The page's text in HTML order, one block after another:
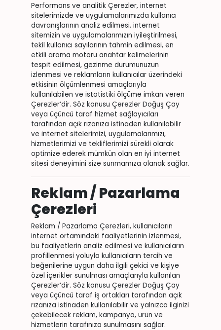
Performans ve analitik Çerezler, internet
sitelerimizde ve uygulamalarımızda kullanıcı
davranışlarının analiz edilmesi, internet
sitemizin ve uygulamalarımızın iyileştirilmesi,
tekil kullanıcı sayılarının tahmin edilmesi, en
etkili arama motoru anahtar kelimelerinin
tespit edilmesi, gezinme durumunuzun
izlenmesi ve reklamların kullanıcılar üzerindeki
etkisinin ölçümlenmesi amaçlarıyla
kullanılabilen ve istatistiki ölçüme imkan veren
Çerezler’dir. Söz konusu Çerezler Doğuş Çay
veya üçüncü taraf hizmet sağlayıcıları
tarafından açık rızanıza istinaden kullanılabilir
ve internet sitelerimizi, uygulamalarımızı,
hizmetlerimizi ve tekliflerimizi sürekli olarak
optimize ederek mümkün olan en iyi internet
sitesi deneyimini size sunmamıza olanak sağlar.
Reklam / Pazarlama
Çerezleri
Reklam / Pazarlama Çerezleri, kullanıcıların
internet ortamındaki faaliyetlerinin izlenmesi,
bu faaliyetlerin analiz edilmesi ve kullanıcıların
profillenmesi yoluyla kullanıcıların tercih ve
beğenilerine uygun daha ilgili çekici ve kişiye
özel içerikler sunulması amaçlarıyla kullanılan
Çerezler’dir. Söz konusu Çerezler Doğuş Çay
veya üçüncü taraf iş ortakları tarafından açık
rızanıza istinaden kullanılabilir ve yalnızca ilginizi
çekebilecek reklam, kampanya, ürün ve
hizmetlerin tarafınıza sunulmasını sağlar.